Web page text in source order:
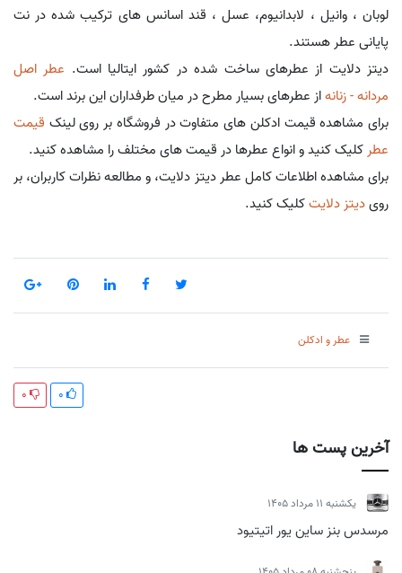
آخرین پست ها
يكشنبه 11 مرداد 1405
مرسدس بنز ساین یور اتیتیود
لوبان ، وانیل ، لابدانیوم، عسل ، قند اسانس های ترکیب شده در نت
پایانی عطر هستند.
دیتز دلایت از عطرهای ساخت شده در کشور ایتالیا است. عطر اصل
مردانه - زنانهاز عطرهای بسیار مطرح در میان طرفداران این برند است.
برای مشاهده قیمت ادکلن های متفاوت در فروشگاه بر روی لینک قیمت
عطر کلیک کنید و انواع عطرها در قیمت های مختلف را مشاهده کنید.
برای مشاهده اطلاعات کامل عطر دیتز دلایت، و مطالعه نظرات کاربران، بر
رویدیتز دلایتکلیک کنید.
عطر و ادکلن